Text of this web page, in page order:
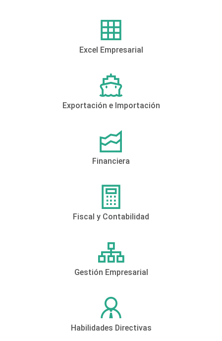
Excel Empresarial
Exportación e Importación
Financiera
Fiscal y Contabilidad
Gestión Empresarial
Habilidades Directivas